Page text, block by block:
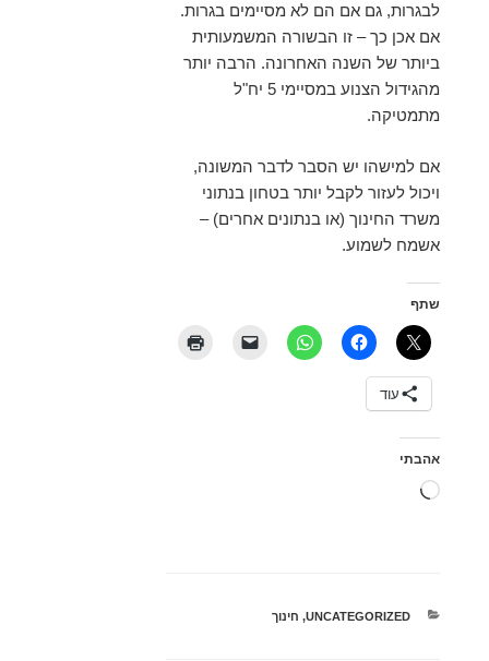
לבגרות, גם אם הם לא מסיימים בגרות.
אם אכן כך – זו הבשורה המשמעותית
ביותר של השנה האחרונה. הרבה יותר
מהגידול הצנוע במסיימי 5 יח"ל
מתמטיקה.
אם למישהו יש הסבר לדבר המשונה,
ויכול לעזור לקבל יותר בטחון בנתוני
משרד החינוך (או בנתונים אחרים) –
אשמח לשמוע.
שתף
עוד
אהבתי
טוען...
קטגוריות
UNCATEGORIZED
, חינוך